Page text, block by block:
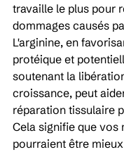
travaille le plus pour
dommages causés
L'arginine, en
protéique et
soutenant la
croissance, peut
réparation tissulaire
Cela signifie que vos
pourraient être